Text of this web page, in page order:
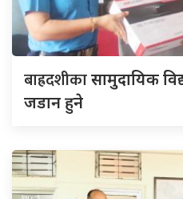
बाह्रदशीकासामुदायिक
जडान हुने